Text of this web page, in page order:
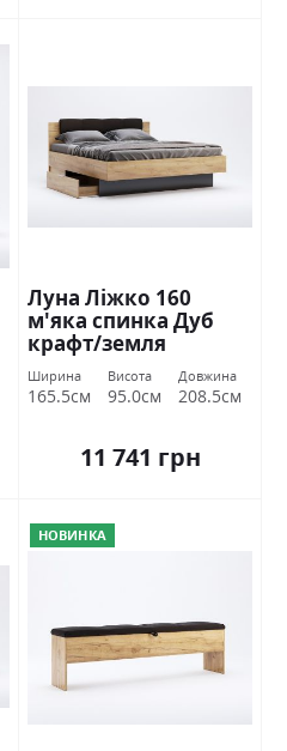
Луна Ліжко 160
м'яка спинка Дуб
крафт/земля
Міромарк
Ширина
165.5см
Висота
95.0см
Довжина
208.5см
11 741 грн
НОВИНКА